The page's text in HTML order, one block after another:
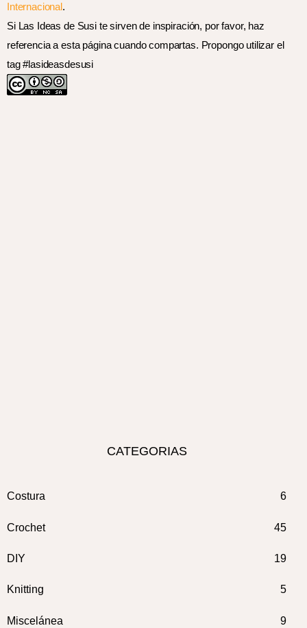
Internacional.
Si Las Ideas de Susi te sirven de inspiración, por favor, haz
referencia a esta página cuando compartas. Propongo utilizar el
tag #lasideasdesusi
CATEGORIAS
Costura 6
Crochet 45
DIY 19
Knitting 5
Miscelánea 9